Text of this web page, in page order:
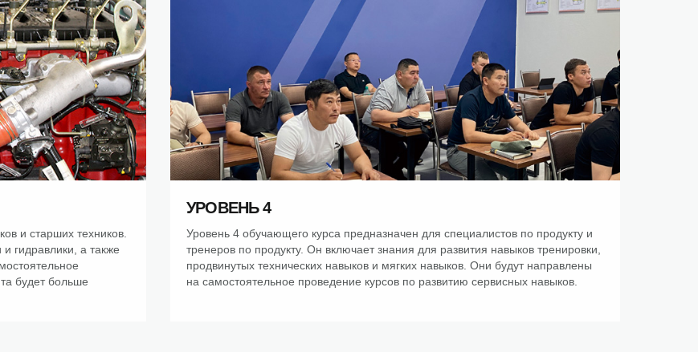
и старших техников.
гидравлики, а также
будет больше
УРОВЕНЬ 4
Уровень 4 обучающего курса предназначен для специалистов по продукту и
тренеров по продукту. Он включает знания для развития навыков тренировки,
продвинутых технических навыков и мягких навыков. Они будут направлены
на самостоятельное проведение курсов по развитию сервисных навыков.